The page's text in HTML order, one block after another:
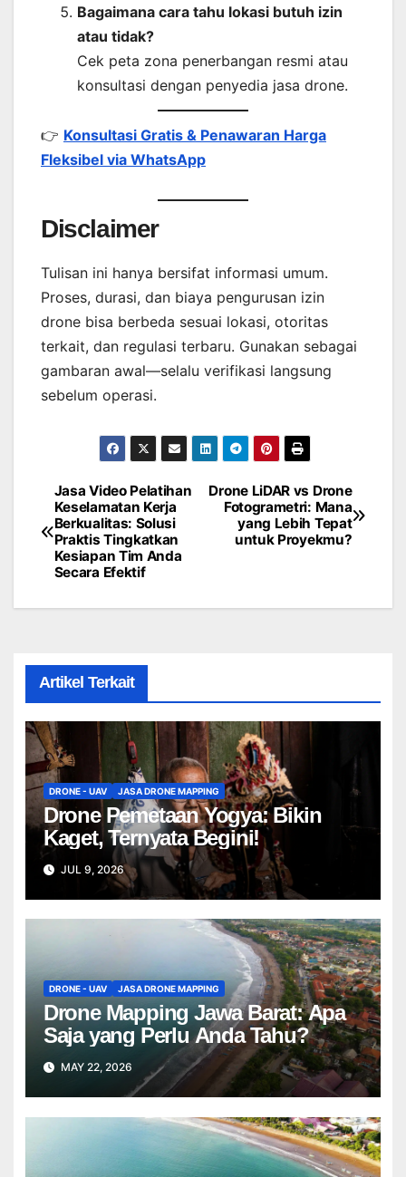
Bagaimana cara tahu lokasi butuh izin
atau tidak?
Cek peta zona penerbangan resmi atau
konsultasi dengan penyedia jasa drone.
👉 Konsultasi Gratis & Penawaran Harga
Fleksibel via WhatsApp
Disclaimer
Tulisan ini hanya bersifat informasi umum.
Proses, durasi, dan biaya pengurusan izin
drone bisa berbeda sesuai lokasi, otoritas
terkait, dan regulasi terbaru. Gunakan sebagai
gambaran awal—selalu verifikasi langsung
sebelum operasi.
Post
navigation
Drone LiDAR vs Drone
Fotogrametri: Mana
yang Lebih Tepat
untuk Proyekmu?
Jasa Video Pelatihan
Keselamatan Kerja
Berkualitas: Solusi
Praktis Tingkatkan
Kesiapan Tim Anda
Secara Efektif
Artikel Terkait
DRONE - UAV JASA DRONE MAPPING
Drone Pemetaan Yogya: Bikin
Kaget, Ternyata Begini!
JUL 9, 2026
DRONE - UAV JASA DRONE MAPPING
Drone Mapping Jawa Barat: Apa
Saja yang Perlu Anda Tahu?
MAY 22, 2026